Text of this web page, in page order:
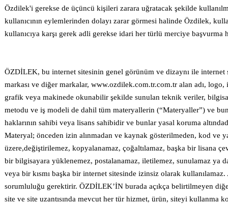
Özdilek'i gerekse de üçüncü kişileri zarara uğratacak şekilde
kullanıcının eylemlerinden dolayı zarar görmesi halinde Özdilek,
kullanıcıya karşı gerek adli gerekse idari her türlü merciye başvurma
ÖZDİLEK, bu internet sitesinin genel görünüm ve dizaynı ile
markası ve diğer markalar, www.ozdilek.com.tr.com.tr alan adı,
grafik veya makinede okunabilir şekilde sunulan teknik veriler,
metodu ve iş modeli de dahil tüm materyallerin (“Materyaller”) ve
haklarının sahibi veya lisans sahibidir ve bunlar yasal koruma
Materyal; önceden izin alınmadan ve kaynak gösterilmeden, kod ve
üzere,değiştirilemez, kopyalanamaz, çoğaltılamaz, başka bir lisana
bir bilgisayara yüklenemez, postalanamaz, iletilemez, sunulamaz ya
veya bir kısmı başka bir internet sitesinde izinsiz olarak
sorumluluğu gerektirir. ÖZDİLEK’İN burada açıkça belirtilmeyen
site ve site uzantısında mevcut her tür hizmet, ürün, siteyi kullanma